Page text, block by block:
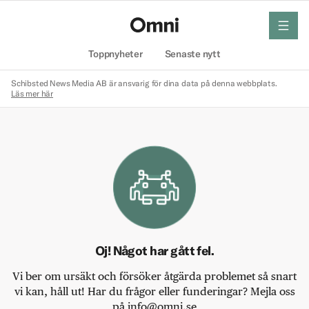
Toppnyheter Senaste nytt
meny
Schibsted News Media AB är ansvarig för dina data på denna webbplats.
Läs mer här
Oj! Något har gått fel.
Vi ber om ursäkt och försöker åtgärda problemet så snart
vi kan, håll ut! Har du frågor eller funderingar? Mejla oss